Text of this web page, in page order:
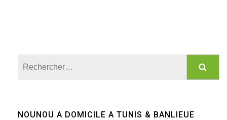
NOUNOU A DOMICILE A TUNIS & BANLIEUE